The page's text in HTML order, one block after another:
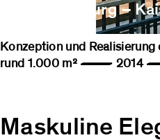
Braun Hamburg –
Konzeption und
rund 1.000 m² — 2014 —
Maskuline